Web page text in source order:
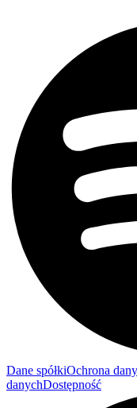
Dane spółkiOchrona
danychDostępność